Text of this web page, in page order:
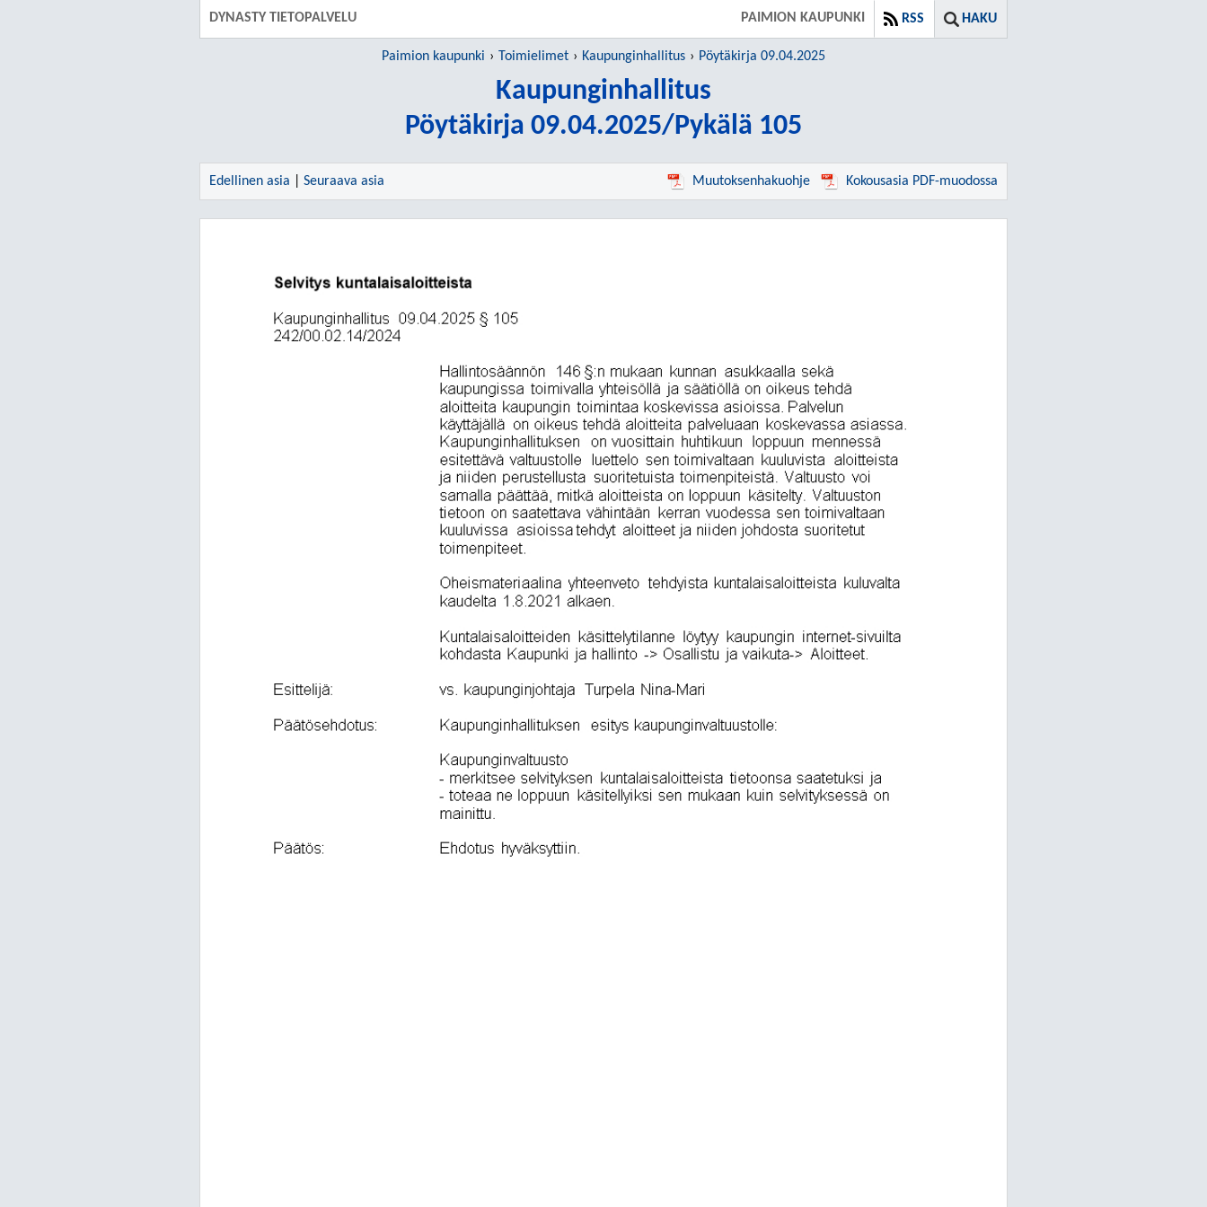
DYNASTY TIETOPALVELU HAKU
RSS
PAIMION KAUPUNKI
Paimion kaupunki Toimielimet Kaupunginhallitus Pöytäkirja 09.04.2025
Kaupunginhallitus
Pöytäkirja 09.04.2025/Pykälä 105
Edellinen asia Seuraava asia Muutoksenhakuohje Kokousasia PDF-muodossa